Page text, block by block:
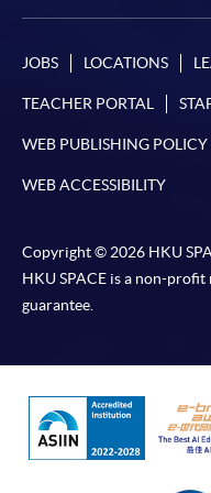
JOBS LOCATIONS
TEACHER PORTAL
WEB PUBLISHING POLICY
WEB ACCESSIBILITY
Copyright © 2026 HKU
HKU SPACE is a non-
guarantee.